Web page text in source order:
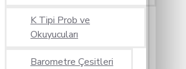
K Tipi Prob ve
Okuyucuları
Barometre Çesitleri